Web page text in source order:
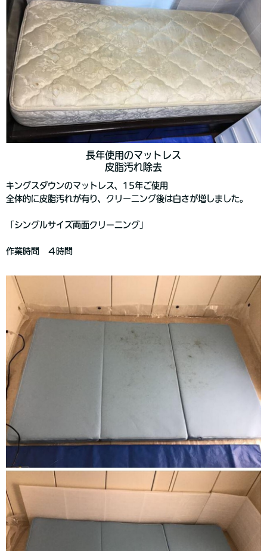
長年使用のマットレス
皮脂汚れ除去
キングスダウンのマットレス、15年ご使用
全体的に皮脂汚れが有り、クリーニング後は白さが増しました。
「シングルサイズ両面クリーニング」
作業時間 ４時間